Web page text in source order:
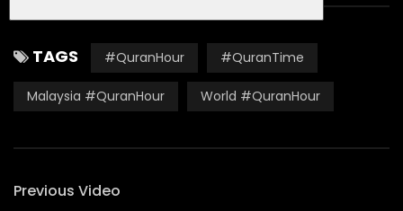
TAGS #QuranHour #QuranTime
Malaysia #QuranHour World #QuranHour
Previous Video